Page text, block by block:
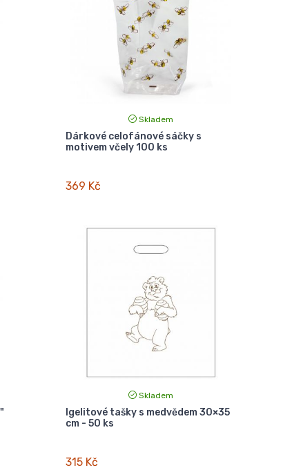
Skladem
Dárkové celofánové sáčky s
motivem včely 100 ks
369 Kč
Skladem
Igelitové tašky s medvědem 30×35
cm - 50 ks
315 Kč